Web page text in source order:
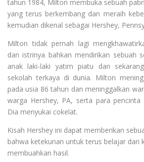
tahun 1984, Milton membuka sebuah
yang terus berkembang dan meraih
kemudian dikenal sebagai Hershey,
Milton tidak pernah lagi
dan istrinya bahkan mendirikan sebuah
anak laki-laki yatim piatu dan
sekolah terkaya di dunia. Milton
pada usia 86 tahun dan meninggalkan
warga Hershey, PA, serta para
Dia menyukai cokelat.
Kisah Hershey ini dapat memberikan
bahwa ketekunan untuk terus belajar dari
membuahkan hasil.